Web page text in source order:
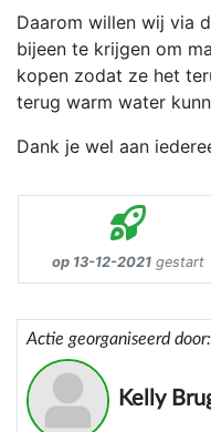
Daarom willen wij via
bijeen te krijgen om
kopen zodat ze het
terug warm water
Dank je wel aan
op 13-12-2021 gestart
Actie georganiseerd door:
Kelly